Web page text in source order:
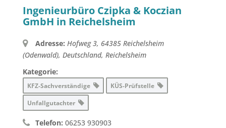
Ingenieurbüro Czipka & Koczian
GmbH in Reichelsheim
Adresse: Hofweg 3, 64385 Reichelsheim
(Odenwald), Deutschland, Reichelsheim
Kategorie:
KFZ-Sachverständige
KÜS-Prüfstelle
Unfallgutachter
Telefon: 06253 930903